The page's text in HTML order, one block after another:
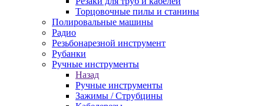
Торцовочные пилы и станины
Полировальные машины
Радио
Резьбонарезной инструмент
Рубанки
Ручные инструменты
Назад
Ручные инструменты
Зажимы / Струбцины